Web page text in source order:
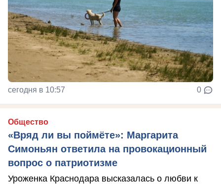
сегодня в 10:57 0
Общество
«Вряд ли вы поймёте»: Маргарита
Симоньян ответила на провокационный
вопрос о патриотизме
Уроженка Краснодара высказалась о любви к